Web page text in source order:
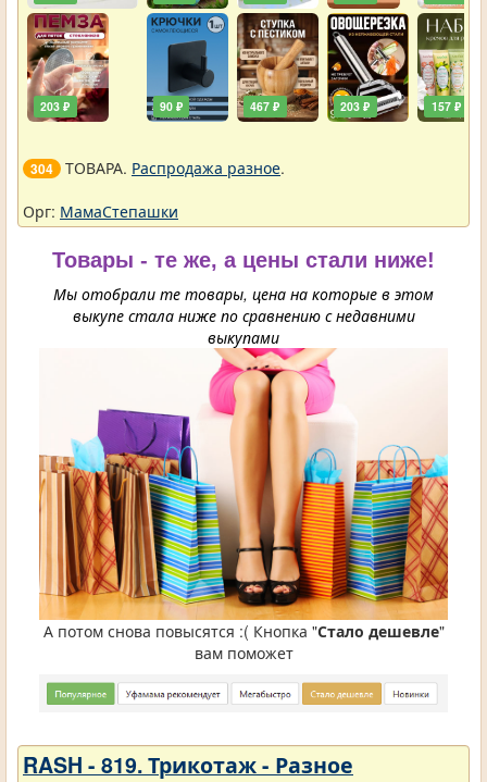
203 ₽ 90 ₽ 467 ₽ 203 ₽ 157 ₽
304 ТОВАРА. Распродажа разное.
Орг: МамаСтепашки
Товары - те же, а цены стали ниже!
Мы отобрали те товары, цена на которые в этом
выкупе стала ниже по сравнению с недавними
выкупами
А потом снова повысятся :( Кнопка "Стало дешевле"
вам поможет
RASH - 819. Трикотаж - Разное